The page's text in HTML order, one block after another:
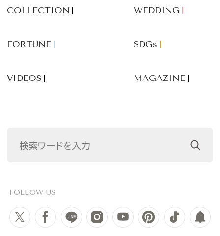
COLLECTION WEDDING
FORTUNE SDGs
VIDEOS MAGAZINE
FOLLOW US